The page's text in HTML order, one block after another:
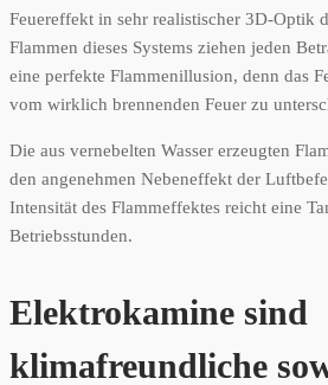
Feuereffekt in sehr realistischer 3D-Optik
Flammen dieses Systems ziehen jeden
eine perfekte Flammenillusion, denn das
vom wirklich brennenden Feuer zu
Die aus vernebelten Wasser erzeugten
den angenehmen Nebeneffekt der
Intensität des Flammeffektes reicht eine
Betriebsstunden.
Elektrokamine sind
klimafreundliche